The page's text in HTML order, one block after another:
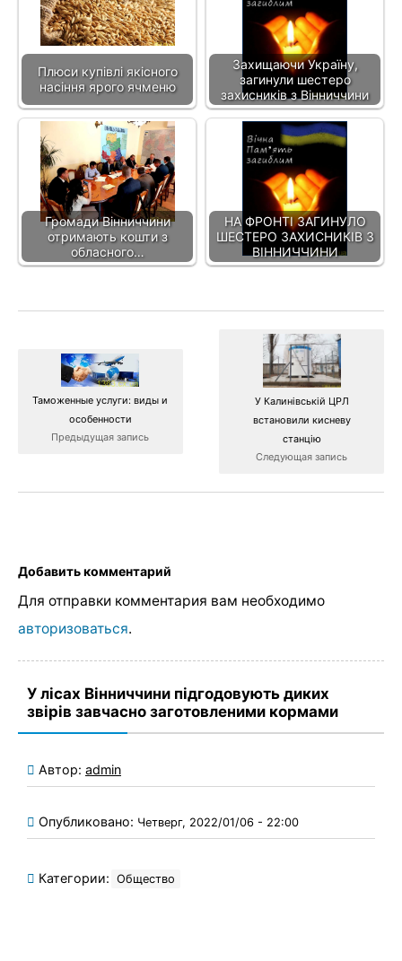
Плюси купівлі якісного
насіння ярого ячменю
Захищаючи Україну,
загинули шестеро
захисників з Вінниччини
Громади Вінниччини
отримають кошти з
обласного…
НА ФРОНТІ ЗАГИНУЛО
ШЕСТЕРО ЗАХИСНИКІВ З
ВІННИЧЧИНИ
Таможенные услуги: виды и
особенности
Предыдущая запись
У Калинівській ЦРЛ
встановили кисневу
станцію
Следующая запись
Добавить комментарий
Для отправки комментария вам необходимо
авторизоваться.
У лісах Вінниччини підгодовують диких
звірів завчасно заготовленими кормами
Автор: admin
Опубликовано: Четверг, 2022/01/06 - 22:00
Категории: Общество